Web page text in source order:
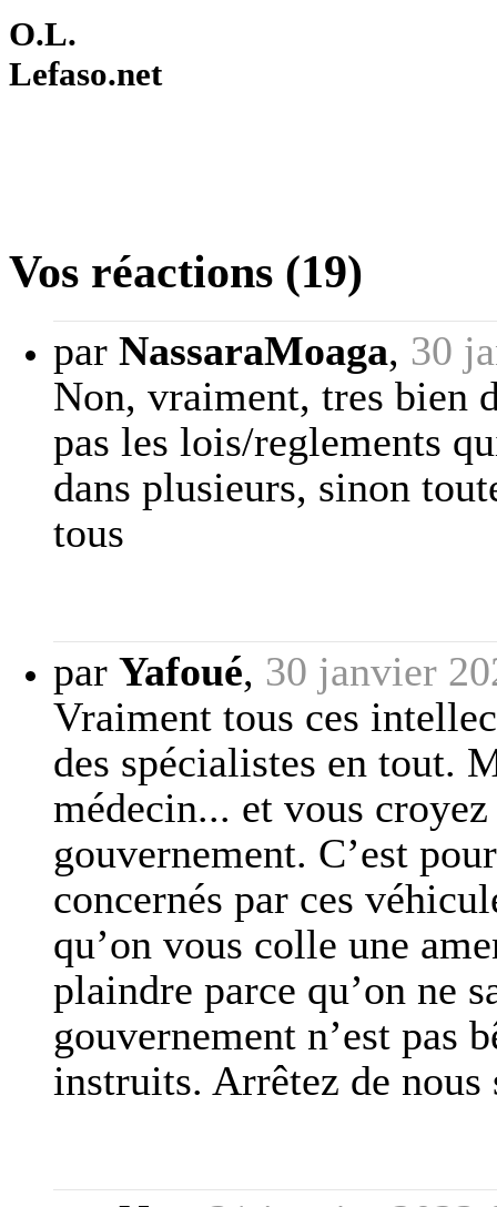
O.L.
Lefaso.net
Vos réactions (19)
par NassaraMoaga, 30
Non, vraiment, tres bien
pas les lois/reglements
dans plusieurs, sinon
tous
par Yafoué, 30 janvier
Vraiment tous ces
des spécialistes en tout.
médecin... et vous
gouvernement. C’est
concernés par ces
qu’on vous colle une
plaindre parce qu’on ne
gouvernement n’est pas
instruits. Arrêtez de nous